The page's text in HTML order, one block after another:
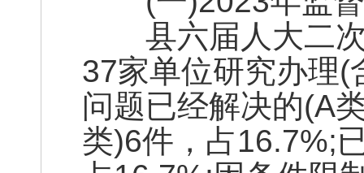
县六届人大二次
37家单位研究办理(
问题已经解决的(A
类)6件，占16.7%;